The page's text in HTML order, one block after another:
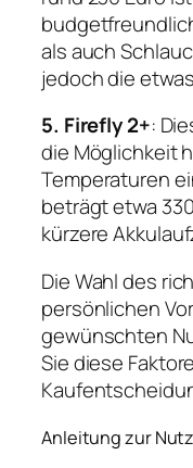
als auch
jedoch die
5. Firefly 2+:
die Möglichkeit
Temperaturen
beträgt etwa
kürzere
Die Wahl des
persönlichen
gewünschten
Sie diese
Anleitung zur